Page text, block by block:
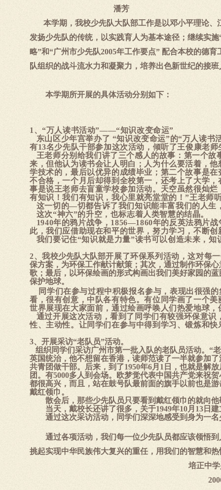
潘芳
本学期，我校少先队大队部工作是以邓小平理论
发扬少先队的传统，以实践育人为基本途径；继续实
略”和“广州市少先队2005年工作要点” 配合本校的德育
队组织的战斗流水力和凝聚力，培养出色新世纪的接班
本学期所开展的具体活动分别如下：
1、“万人读书活动”——“知识改变命运”
东山区少年宫举办了 “知识改变命运”的“万人读
有13名少先队干部参加这次活动，倾听了王俊康老
王老师分别给我们讲了三个感人的故事：第一个
来，但他认为读书会让人明白；人为什么要活着，
学技术的，最后以优异的成绩毕业；第二个故事是
不合格，一个月后却得到全校第一，还考上了大学
事是说王老师去盲童学校参加活动。天空虽然很灿
有知识！我们有知识，我心里就亮堂堂的！”王老
这一切的—切都告诉了我们知识能丰富我们的人生
这次“神六”的升空，也标志着人类智慧的结晶。
1940年的鸦片战争，1856—1860年的反英法鸦片
此，我们应借助现在和平的世界，努力学习，不断创
我们要记住“知识就是力量”读书可以创造未来，
2、我校少先队大队部开展了环保系列活动，这对每
保方案，为环保工作献计献策；其次，通过制作环保
歌；最后，以环保绘画的形式构画出我们美好家园的
保护地球。
同学们在参与过程中积极报名参与，表现出很强
看，很有创意，中队各有特色。有位同学画了一个
世界展现在大家面前，通过绘画呼唤人们热爱地球，
通过开展这次活动，看到了同学们有较强环保意
性、主动性。让同学们在参与中得到学习、锻炼和快
3、开展采访“老队员”活动。
组织同学们采访广州市第一批入队的老队员活动。“
英国统治，他不想留在香港，读师范读了一半就参加
共青团做干部。后来，到了1950年6月 1 日，也就是解
团。有5000多人到会场。欧梦觉代表中国共产党来祝
都很高兴，而且，站在鼓号队最前面的旗手以前也是
戴红领巾。
散会后，那些少先队员只要看到戴红领巾的就向
当天，戴校长还讲了很多，关于1949年10月 13 日
通过这次采访活动，同学们深深地感受到身为一
通过各项活动，我们每一位少先队员都应该领悟
挑起实现中华民族伟大复兴的重任，用我们的智慧和
培正中